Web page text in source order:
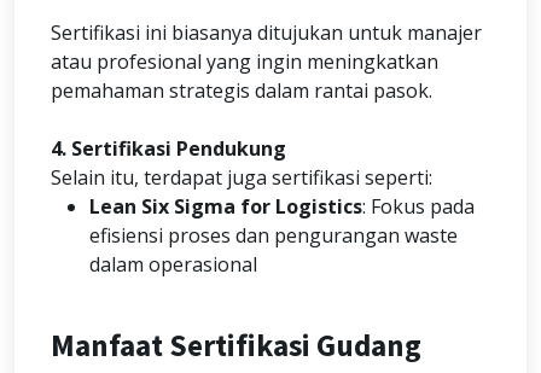
Sertifikasi ini biasanya ditujukan untuk manajer
atau profesional yang ingin meningkatkan
pemahaman strategis dalam rantai pasok.
4. Sertifikasi Pendukung
Selain itu, terdapat juga sertifikasi seperti:
Lean Six Sigma for Logistics: Fokus pada
efisiensi proses dan pengurangan waste
dalam operasional
Manfaat Sertifikasi Gudang